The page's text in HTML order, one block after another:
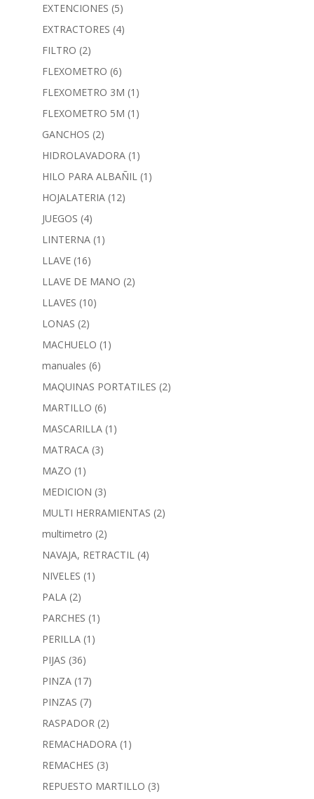
EXTENCIONES (5)
EXTRACTORES (4)
FILTRO (2)
FLEXOMETRO (6)
FLEXOMETRO 3M (1)
FLEXOMETRO 5M (1)
GANCHOS (2)
HIDROLAVADORA (1)
HILO PARA ALBAÑIL (1)
HOJALATERIA (12)
JUEGOS (4)
LINTERNA (1)
LLAVE (16)
LLAVE DE MANO (2)
LLAVES (10)
LONAS (2)
MACHUELO (1)
manuales (6)
MAQUINAS PORTATILES (2)
MARTILLO (6)
MASCARILLA (1)
MATRACA (3)
MAZO (1)
MEDICION (3)
MULTI HERRAMIENTAS (2)
multimetro (2)
NAVAJA, RETRACTIL (4)
NIVELES (1)
PALA (2)
PARCHES (1)
PERILLA (1)
PIJAS (36)
PINZA (17)
PINZAS (7)
RASPADOR (2)
REMACHADORA (1)
REMACHES (3)
REPUESTO MARTILLO (3)